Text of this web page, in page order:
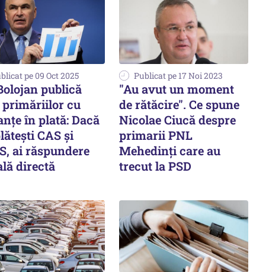
pe 09 Oct 2025
publică
primăriilor cu
în plată: Dacă
CAS și
ai răspundere
directă
Publicat pe 17 Noi 2023
"Au avut un moment
de rătăcire". Ce spune
Nicolae Ciucă despre
primarii PNL
Mehedinţi care au
trecut la PSD